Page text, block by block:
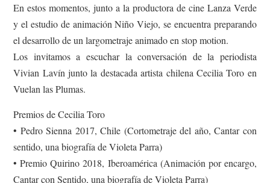
En estos momentos, junto a la productora de cine Lanza Verde
y el estudio de animación Niño Viejo, se encuentra preparando
el desarrollo de un largometraje animado en stop motion.
Los invitamos a escuchar la conversación de la periodista
Vivian Lavín junto la destacada artista chilena Cecilia Toro en
Vuelan las Plumas.
Premios de Cecilia Toro
• Pedro Sienna 2017, Chile (Cortometraje del año, Cantar con
sentido, una biografía de Violeta Parra)
• Premio Quirino 2018, Iberoamérica (Animación por encargo,
Cantar con Sentido, una biografía de Violeta Parra)